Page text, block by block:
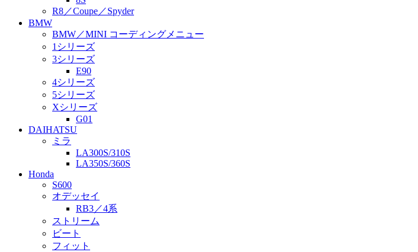
R8／Coupe／Spyder
BMW
BMW／MINI コーディングメニュー
1シリーズ
3シリーズ
E90
4シリーズ
5シリーズ
Xシリーズ
G01
DAIHATSU
ミラ
LA300S/310S
LA350S/360S
Honda
S600
オデッセイ
RB3／4系
ストリーム
ビート
フィット